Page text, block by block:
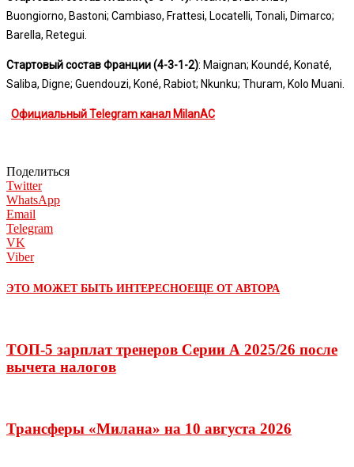
Buongiorno, Bastoni; Cambiaso, Frattesi, Locatelli, Tonali, Dimarco;
Barella, Retegui.
Стартовый состав Франции (4-3-1-2): Maignan; Koundé, Konaté,
Saliba, Digne; Guendouzi, Koné, Rabiot; Nkunku; Thuram, Kolo Muani.
Официальный Telegram канал MilanAC
Поделиться
Twitter
WhatsApp
Email
Telegram
VK
Viber
ЭТО МОЖЕТ БЫТЬ ИНТЕРЕСНОЕЩЕ ОТ АВТОРА
ТОП-5 зарплат тренеров Серии А 2025/26 после
вычета налогов
Трансферы «Милана» на 10 августа 2026